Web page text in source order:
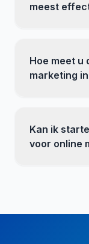
meest
Hoe meet u
marketing
Kan ik
voor online